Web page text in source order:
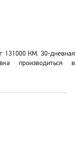
131000 КМ. 30-дневная
производиться в